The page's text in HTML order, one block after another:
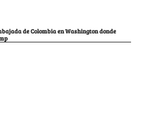
de Colombia en Washington donde